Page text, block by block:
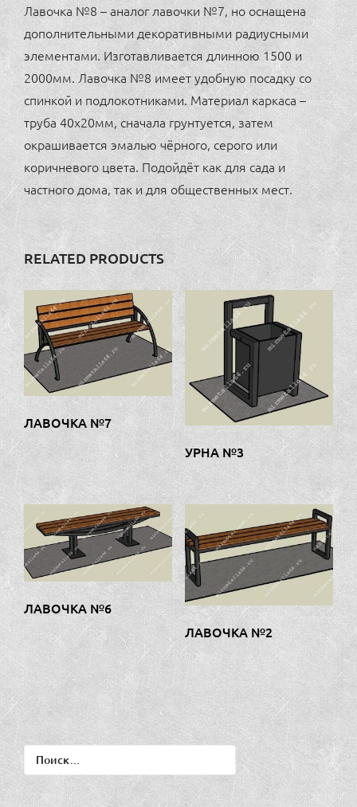
Лавочка №8 – аналог лавочки №7, но оснащена
дополнительными декоративными радиусными
элементами. Изготавливается длинною 1500 и
2000мм. Лавочка №8 имеет удобную посадку со
спинкой и подлокотниками. Материал каркаса –
труба 40х20мм, сначала грунтуется, затем
окрашивается эмалью чёрного, серого или
коричневого цвета. Подойдёт как для сада и
частного дома, так и для общественных мест.
RELATED PRODUCTS
ЛАВОЧКА №7
УРНА №3
ЛАВОЧКА №6
ЛАВОЧКА №2
Найти: